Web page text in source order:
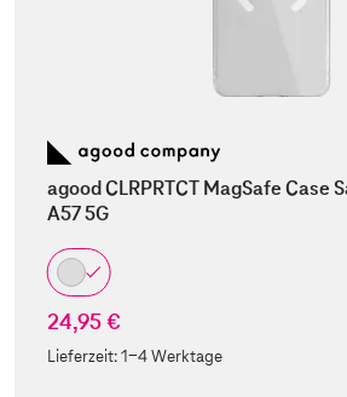
agood CLRPRTCT MagSafe Case
A57 5G
24,95 €
Lieferzeit:1-4 Werktage